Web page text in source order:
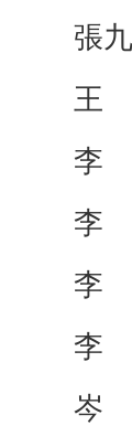
張
王
李
李
李
李
岑